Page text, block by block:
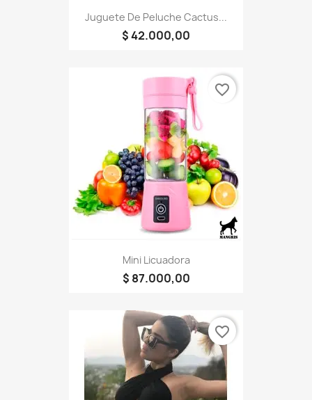
Juguete De Peluche Cactus...
$ 42.000,00
Mini Licuadora
$ 87.000,00
favorite_border
favorite_border